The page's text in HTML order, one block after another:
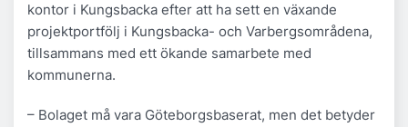
kontor i Kungsbacka efter att ha sett en växande
projektportfölj i Kungsbacka- och Varbergsområdena,
tillsammans med ett ökande samarbete med
kommunerna.
– Bolaget må vara Göteborgsbaserat, men det betyder